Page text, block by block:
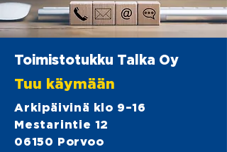
Toimistotukku Talka Oy
Tuu käymään
Arkipäivinä klo 9–16
Mestarintie 12
06150 Porvoo